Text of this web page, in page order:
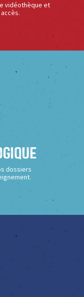
vidéothèque et
dossiers